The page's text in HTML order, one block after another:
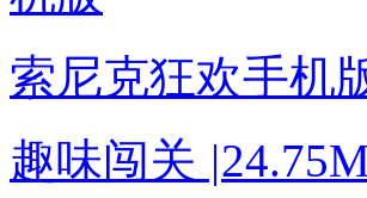
索尼克狂欢手机
趣味闯关 |